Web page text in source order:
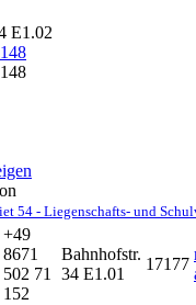
E1.02
54 - Liegenschafts- und
+49
8671
502 71
152
Bahnhofstr.
34 E1.01
17177